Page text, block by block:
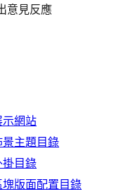
評
意見反應
示網站
景主題目錄
掛目錄
塊版面配置目錄